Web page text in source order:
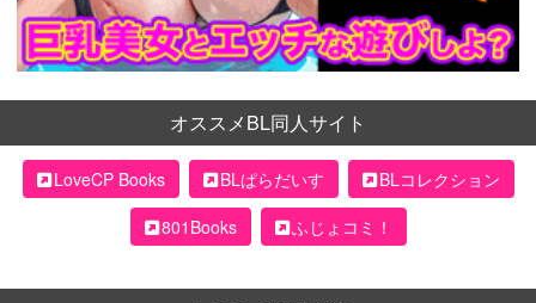
オススメBL同人サイト
LoveCP Books BLぱらだいす
BLコレクション
801Books
ふじょコミ！